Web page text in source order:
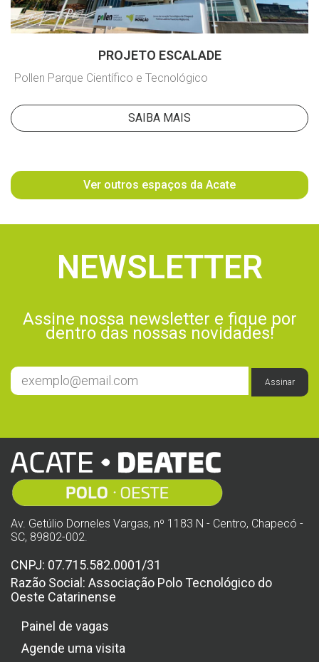
PROJETO ESCALADE
Pollen Parque Científico e Tecnológico
SAIBA MAIS
Ver outros espaços da Acate
NEWSLETTER
Assine nossa newsletter e fique por
dentro das nossas novidades!
Assinar
Av. Getúlio Dorneles Vargas, nº 1183 N - Centro, Chapecó -
SC, 89802-002.
CNPJ: 07.715.582.0001/31
Razão Social: Associação Polo Tecnológico do
Oeste Catarinense
Painel de vagas
Agende uma visita